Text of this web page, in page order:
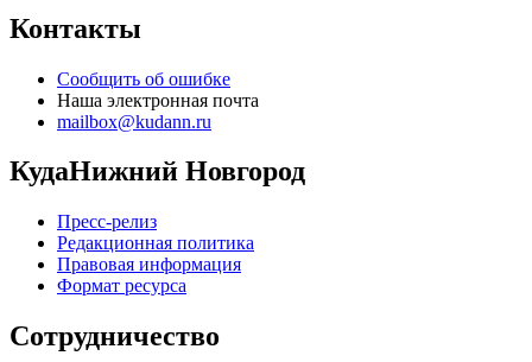
Контакты
Сообщить об ошибке
Наша электронная почта
mailbox@kudann.ru
КудаНижний Новгород
Пресс-релиз
Редакционная политика
Правовая информация
Формат ресурса
Сотрудничество